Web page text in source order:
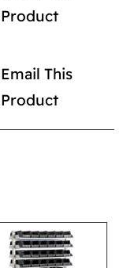
Product
Email This
Product